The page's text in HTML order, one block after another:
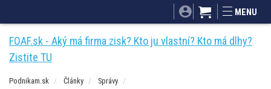
Mnamky-recepty.sk
MENU
FOAF.sk - Aký má firma zisk? Kto ju vlastní? Kto má dlhy?
Zistite TU
Podnikam.sk Články Správy